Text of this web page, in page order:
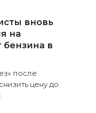
вновь
на
в
после
цену до